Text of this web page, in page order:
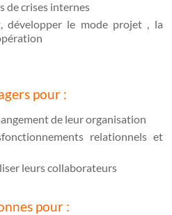
de crises internes
développer le mode projet , la
pour :
de leur organisation
relationnels et
leurs collaborateurs
pour :